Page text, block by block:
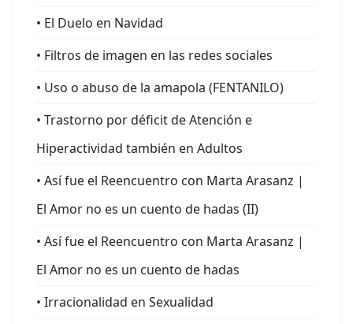
• El Duelo en Navidad
• Filtros de imagen en las redes sociales
• Uso o abuso de la amapola (FENTANILO)
• Trastorno por déficit de Atención e
Hiperactividad también en Adultos
• Así fue el Reencuentro con Marta Arasanz |
El Amor no es un cuento de hadas (II)
• Así fue el Reencuentro con Marta Arasanz |
El Amor no es un cuento de hadas
• Irracionalidad en Sexualidad